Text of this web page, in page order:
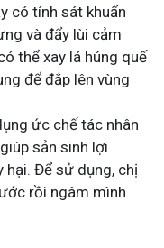
có tính sát khuẩn
và đẩy lùi cảm
thể xay lá húng quế
để đắp lên vùng
ức chế tác nhân
sản sinh lợi
hại. Để sử dụng, chị
rồi ngâm mình